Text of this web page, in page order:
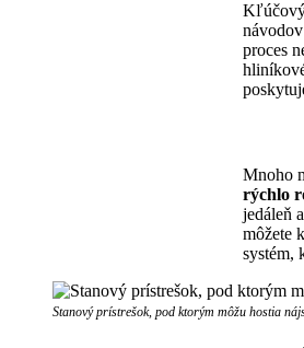
proces
Mnoho
rýchlo
jedáleň
môžete
systém,
Stanový prístrešok, pod ktorým môžu hostia